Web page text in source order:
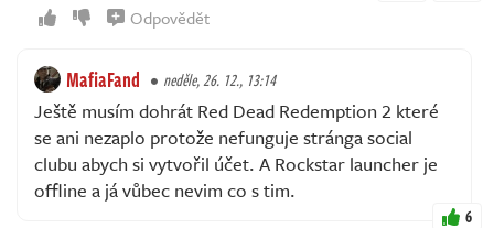
Odpovědět
MafiaFand neděle, 26. 12., 13:14
Ještě musím dohrát Red Dead Redemption 2 které
se ani nezaplo protože nefunguje stránga social
clubu abych si vytvořil účet. A Rockstar launcher je
offline a já vůbec nevim co s tim.
6